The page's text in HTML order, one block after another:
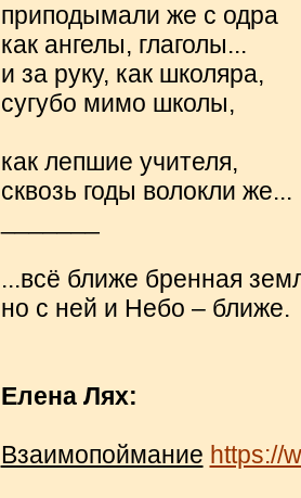
приподымали же с одра
как ангелы, глаголы...
и за руку, как школяра,
сугубо мимо школы,
как лепшие учителя,
сквозь годы волокли же...
...всё ближе бренная
но с ней и Небо – ближе.
Елена Лях:
Взаимопоймание https://